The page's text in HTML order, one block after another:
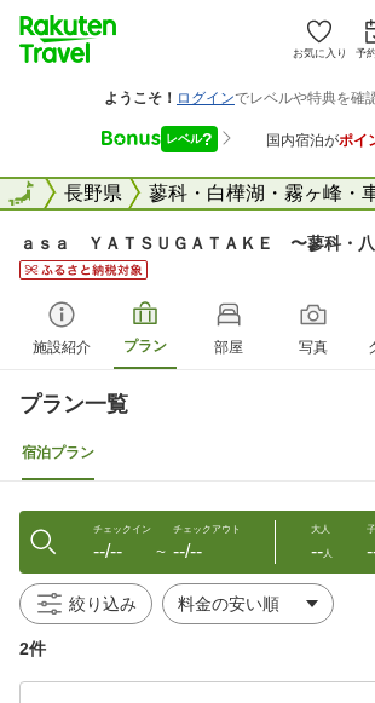
お気に入り 予
全国長野県 蓼科・白樺湖・霧ヶ峰・
全国
ａｓａ ＹＡＴＳＵＧＡＴＡＫＥ 〜蓼科・
施設紹介 プラン 部屋 写真
プラン一覧
宿泊プラン
チェックイン
--/-- 〜
チェックアウト
--/--
大人
--人
絞り込み
2件